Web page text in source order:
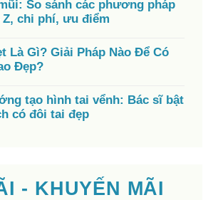
So sánh các phương pháp
chi phí, ưu điểm
Là Gì? Giải Pháp Nào Để Có
Đẹp?
tạo hình tai vểnh: Bác sĩ bật
có đôi tai đẹp
- KHUYẾN MÃI